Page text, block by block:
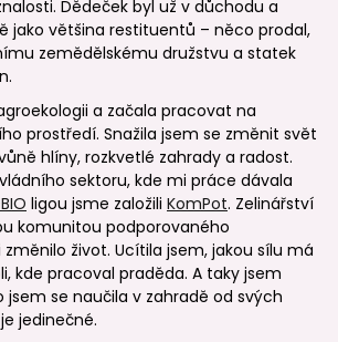
Dědeček byl už v důchodu a
jako většina restituentů – něco prodal,
zemědělskému družstvu a statek
a začala pracovat na
prostředí. Snažila jsem se změnit svět
hlíny, rozkvetlé zahrady a radost.
sektoru, kde mi práce dávala
ligou jsme založili KomPot. Zelinářství
komunitou podporovaného
život. Ucítila jsem, jakou sílu má
kde pracoval praděda. A taky jsem
jsem se naučila v zahradě od svých
jedinečné.